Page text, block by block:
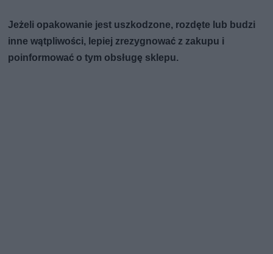
Jeżeli opakowanie jest uszkodzone, rozdęte lub budzi
inne wątpliwości, lepiej zrezygnować z zakupu i
poinformować o tym obsługę sklepu.